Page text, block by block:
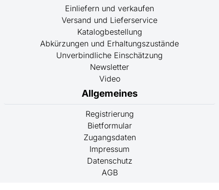
Einliefern und verkaufen
Versand und Lieferservice
Katalogbestellung
Abkürzungen und Erhaltungszustände
Unverbindliche Einschätzung
Newsletter
Video
Allgemeines
Registrierung
Bietformular
Zugangsdaten
Impressum
Datenschutz
AGB